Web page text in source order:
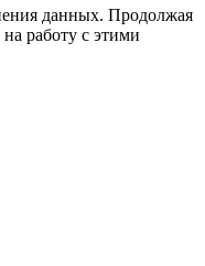
данных. Продолжая
на работу с этими